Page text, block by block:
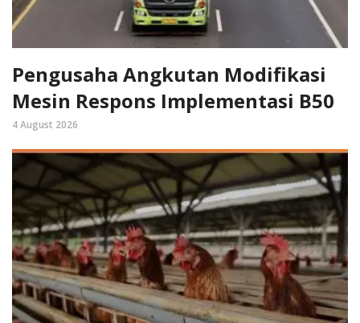
Pengusaha Angkutan Modifikasi
Mesin Respons Implementasi B50
4 August 2026